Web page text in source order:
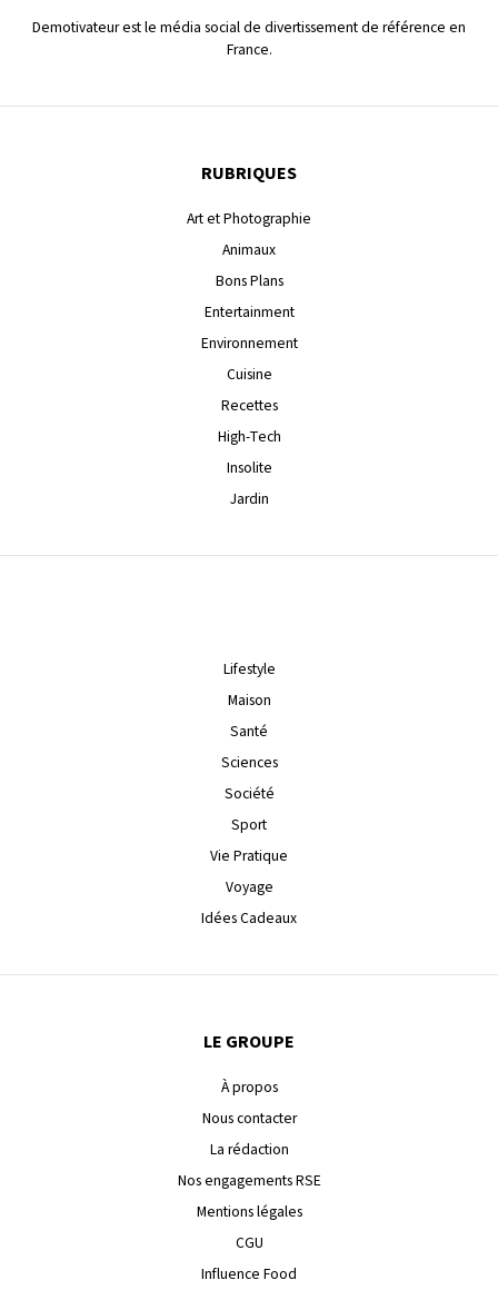
Demotivateur est le média social de divertissement de référence en
France.
RUBRIQUES
Art et Photographie
Animaux
Bons Plans
Entertainment
Environnement
Cuisine
Recettes
High-Tech
Insolite
Jardin
Lifestyle
Maison
Santé
Sciences
Société
Sport
Vie Pratique
Voyage
Idées Cadeaux
LE GROUPE
À propos
Nous contacter
La rédaction
Nos engagements RSE
Mentions légales
CGU
Influence Food